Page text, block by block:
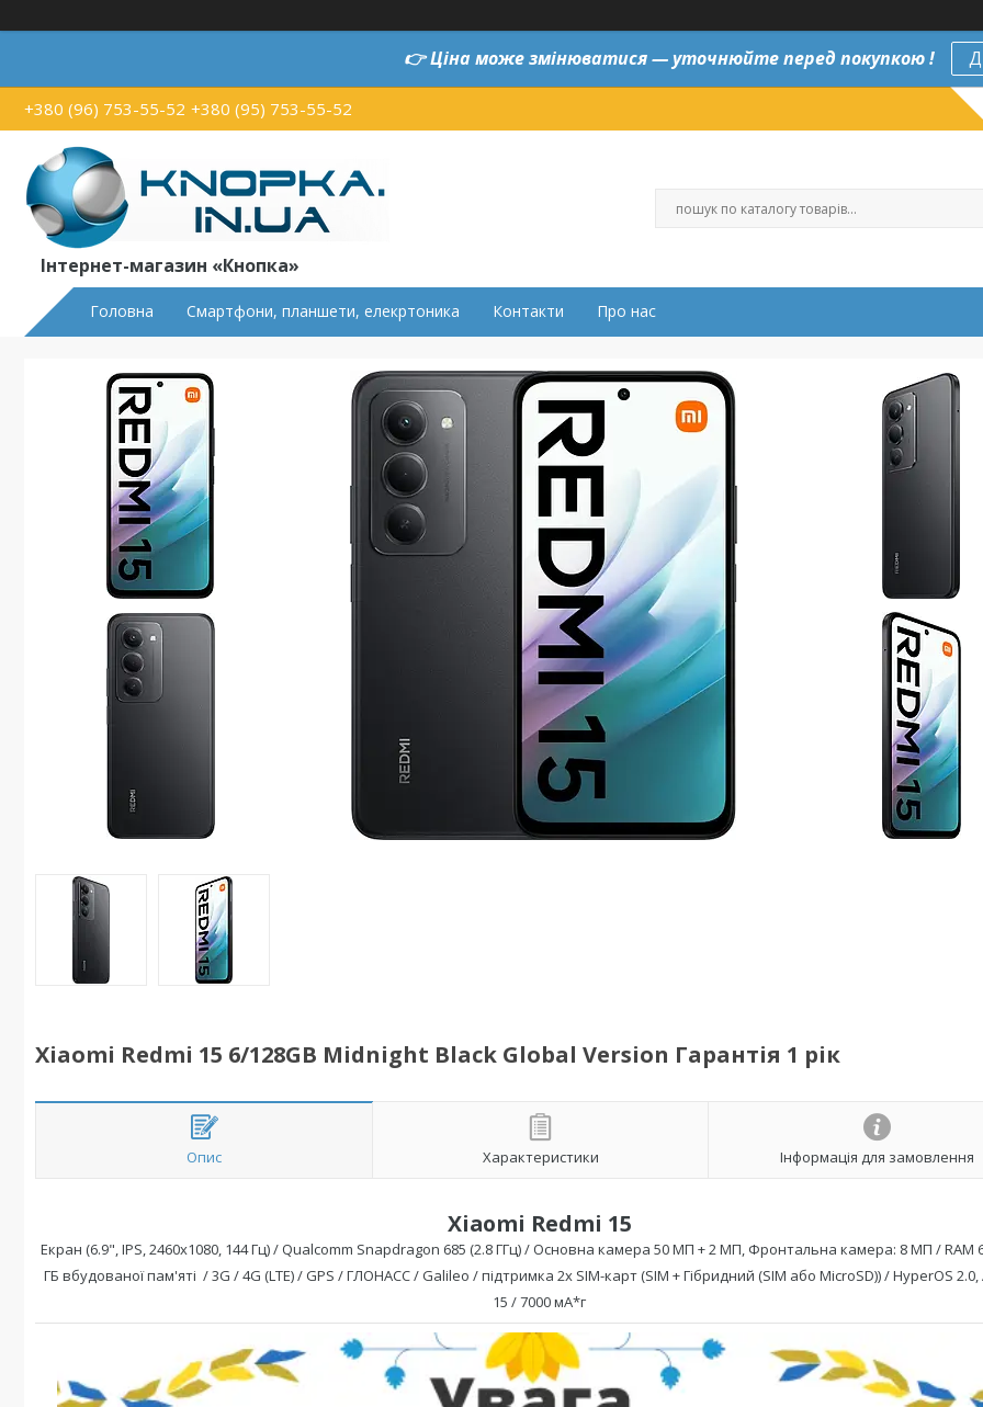
👉Ціна може змінюватися — уточнюйте перед покупкою !
+380 (96) 753-55-52 +380 (95) 753-55-52
Інтернет-магазин «Кнопка»
Головна Смартфони, планшети, елекртоника Контакти Про нас
Xiaomi Redmi 15 6/128GB Midnight Black Global Version Гарантія 1 рік
Опис Характеристики Інформація для замовлення
Xiaomi Redmi 15
Екран (6.9",IPS,2460x1080, 144 Гц) / Qualcomm Snapdragon 685 (2.8 ГГц)/ Основна камера 50 МП + 2 МП, Фронтальна камера: 8 МП / RAM
ГБ вбудованої пам'яті / 3G / 4G (LTE) / GPS / ГЛОНАСС / Galileo / підтримка 2х SIM-карт (SIM + Гібридний (SIM або MicroSD)) /HyperOS
15 / 7000 мА*г